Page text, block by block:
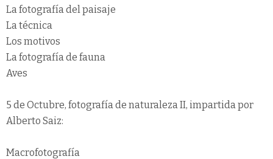
La fotografía del paisaje
La técnica
Los motivos
La fotografía de fauna
Aves
5 de Octubre, fotografía de naturaleza II, impartida por
Alberto Saiz:
Macrofotografía